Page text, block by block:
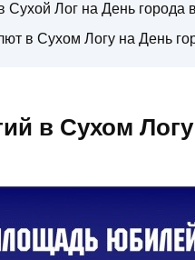
Сухой Лог на День города
в Сухом Логу на День
в Сухом